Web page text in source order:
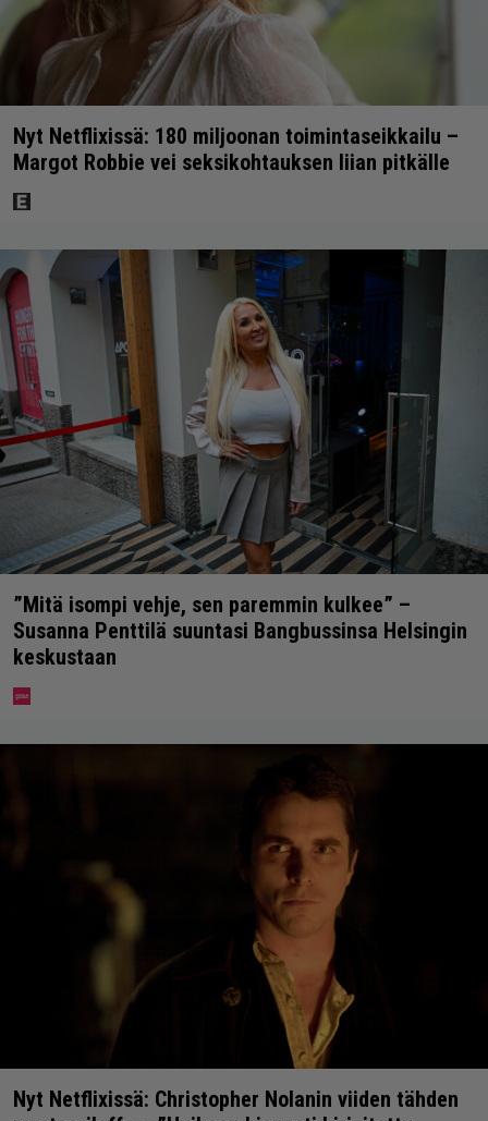
Nyt Netflixissä: 180 miljoonan toimintaseikkailu –
Margot Robbie vei seksikohtauksen liian pitkälle
”Mitä isompi vehje, sen paremmin kulkee” –
Susanna Penttilä suuntasi Bangbussinsa Helsingin
keskustaan
Nyt Netflixissä: Christopher Nolanin viiden tähden